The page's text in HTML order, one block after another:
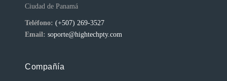
Ciudad de Panamá
Teléfono: (+507) 269-3527
Email: soporte@hightechpty.com
Compañía